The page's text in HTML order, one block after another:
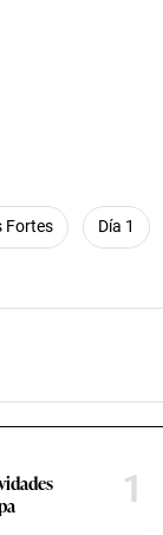
Fortes Día 1
1